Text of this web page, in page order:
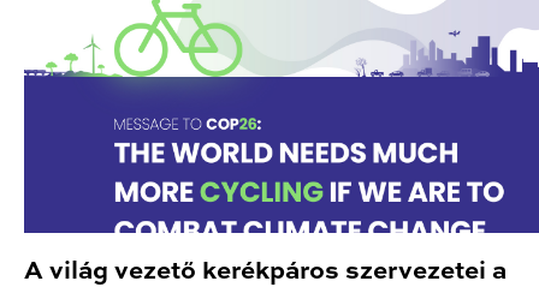
A világ vezető kerékpáros szervezetei a